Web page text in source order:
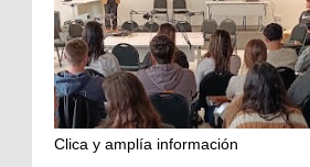
Clica y amplía información